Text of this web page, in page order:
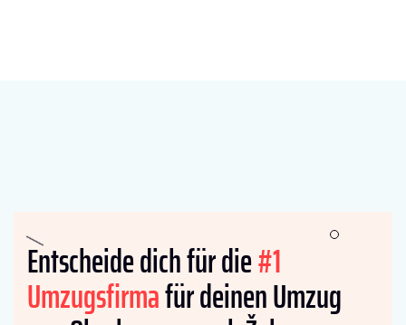
Entscheide dich für die#1
Umzugsfirmafür deinen Umzug